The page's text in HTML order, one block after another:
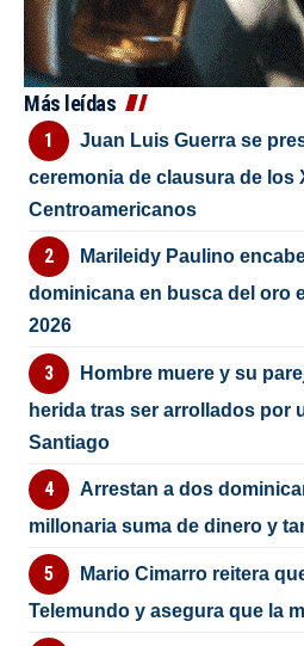
Más leídas
Juan Luis Guerra se
ceremonia de clausura de los
Centroamericanos
Marileidy Paulino
dominicana en busca del oro
2026
Hombre muere y su
herida tras ser arrollados por
Santiago
Arrestan a dos
millonaria suma de dinero y
Mario Cimarro reitera
Telemundo y asegura que la